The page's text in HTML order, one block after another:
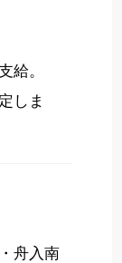
給。
しま
舟入南